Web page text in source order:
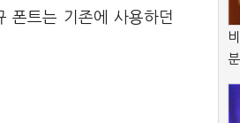
폰트는 기존에 사용하던